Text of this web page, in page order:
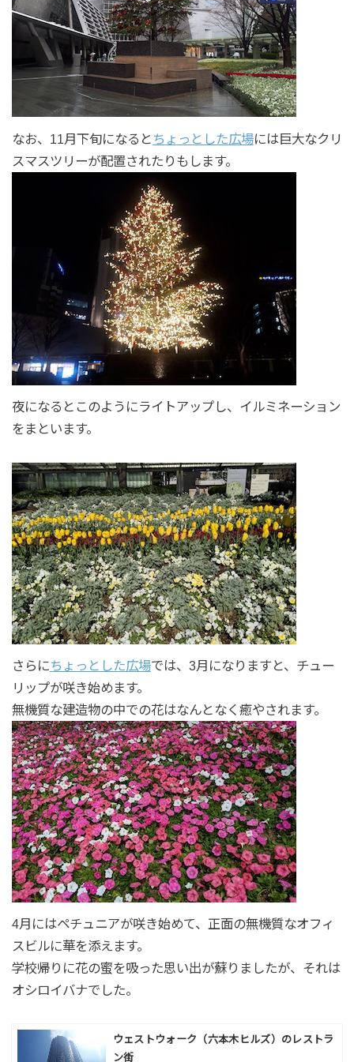
なお、11月下旬になると ちょっとした広場には巨大なクリ
スマスツリーが配置されたりもします。
夜になるとこのようにライトアップし、イルミネーション
をまといます。
さらにちょっとした広場では、3月になりますと、チュー
リップが咲き始めます。
無機質な建造物の中での花はなんとなく癒やされます。
4月にはペチュニアが咲き始めて、正面の無機質なオフィ
スビルに華を添えます。
学校帰りに花の蜜を吸った思い出が蘇りましたが、それは
オシロイバナでした。
ウェストウォーク（六本木ヒルズ）のレストラ
ン街